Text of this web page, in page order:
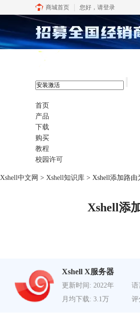
商城首页 您好， 请登录
首页
产品
下载
购买
教程
校园许可
Xshell中文网 > Xshell知识库 > Xshell添加路
Xshell添
Xshell X服务器
更新时间: 2022年 语
月均下载: 3.1万
评